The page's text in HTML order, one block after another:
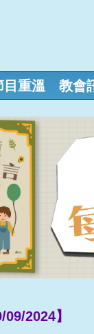
目重溫 教會
2024】